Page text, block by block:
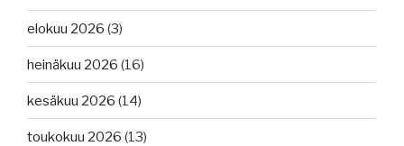
elokuu 2026 (3)
heinäkuu 2026 (16)
kesäkuu 2026 (14)
toukokuu 2026 (13)